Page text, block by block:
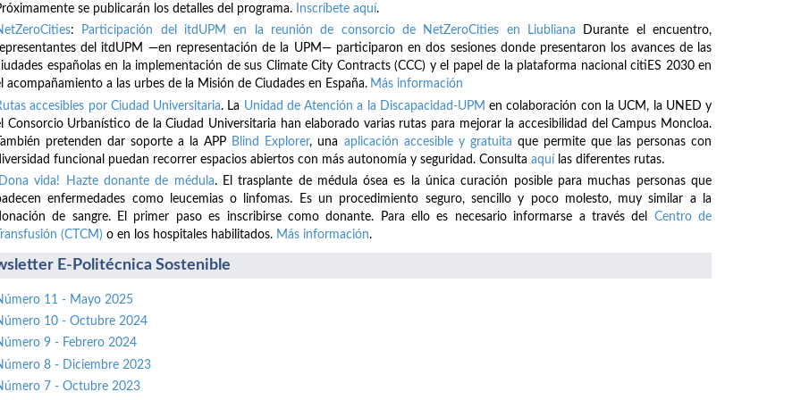
se publicarán los detalles del programa. Inscríbete aquí.
: Participación del itdUPM en la reunión de consorcio de NetZeroCities en Liubliana Durante el encuentro,
del itdUPM —en representación de la UPM— participaron en dos sesiones donde presentaron los avances de las
españolas en la implementación de sus Climate City Contracts (CCC) y el papel de la plataforma nacional citiES 2030 en
acompañamiento a las urbes de la Misión de Ciudades en España. Más información
accesibles por Ciudad Universitaria. La Unidad de Atención a la Discapacidad-UPM en colaboración con la UCM, la UNED y
Consorcio Urbanístico de la Ciudad Universitaria han elaborado varias rutas para mejorar la accesibilidad del Campus Moncloa.
pretenden dar soporte a la APP Blind Explorer, una aplicación accesible y gratuita que permite que las personas con
funcional puedan recorrer espacios abiertos con más autonomía y seguridad. Consulta aquí las diferentes rutas.
vida! Hazte donante de médula. El trasplante de médula ósea es la única curación posible para muchas personas que
enfermedades como leucemias o linfomas. Es un procedimiento seguro, sencillo y poco molesto, muy similar a la
de sangre. El primer paso es inscribirse como donante. Para ello es necesario informarse a través del Centro de
(CTCM) o en los hospitales habilitados. Más información.
E-Politécnica Sostenible
11 - Mayo 2025
10 - Octubre 2024
9 - Febrero 2024
8 - Diciembre 2023
7 - Octubre 2023